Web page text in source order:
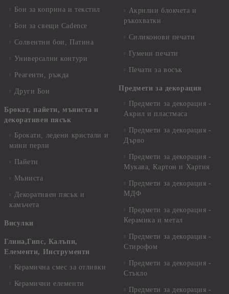
Бои за коприна и текстил
Бои за свещи Cadence
Солвентни бои, Патина
Универсални контури
Реагенти, ръжда
Други Бои
Брокат, пайети, мъниста и
декоративен пясък
Брокати, ледени кристали и
мини перли
Пайети
Мъниста
Декоративен пясък и
камъчета
Висулки
Глина,Гипс, Калъпи,
Елементи, Инструменти
Керамична смес за отливки
Керамични елементи
Акрилни блокчета и
ръкохватки
Силиконови печати
Гумени печати
Печати за восък
Предмети за декорация
Предмети за декорация -
Акрил и пластмаса
Предмети за декорация -
Дърво
Предмети за декорация -
Мукава, Картон и Хартия
Предмети за декорация -
МДФ
Предмети за декорация -
Керамика и метал
Предмети за декорация -
Стирофом
Предмети за декорация -
Стъкло
Предмети за декорация -